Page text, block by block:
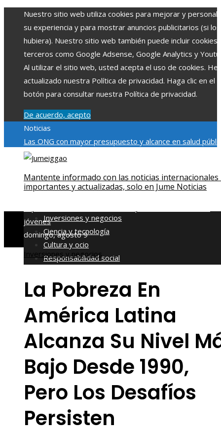
Nuestro sitio web utiliza cookies para mejorar y
su experiencia y para mostrar anuncios publicitarios (si los
hubiera). Nuestro sitio web también puede incluir cookies
terceros como Google Adsense, Google Analytics y
Al utilizar el sitio web, usted acepta el uso de cookies.
actualizado nuestra Política de privacidad. Haga clic en el
botón para consultar nuestra Política de privacidad.
De acuerdo, acepto
Noticias
Las ONG con mayor presupuesto y alcance en salud
educaciónImpacto económico y social de la estacionalidad
impacto en la regulación bancariaCómo la RSE impulsa el
desarrollo social y ambiental en comunidades chilenas
jóvenes
domingo, agosto 9
Mantente informado con las noticias internacionales
importantes y actualizadas, solo en Jume Noticias
Inversiones y negocios
Ciencia y tecnología
Cultura y ocio
Responsabilidad social
Inversiones y negocios
La Pobreza En
América Latina
Alcanza Su Nivel
Bajo Desde 1990,
Pero Los Desafíos
Persisten